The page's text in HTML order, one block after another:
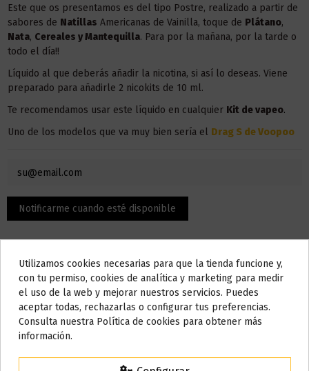
Este que os presentamos es del tipo Postre, realizado a partir de
sabores de Natillas Americanas de Vainilla, toque de Plátano,
Nata, Cereales y Mantequilla. Para por la mañana, por la tarde o
todo el día!!
Líquido al que deberás añadir la nicotina, si así lo deseas. Viene
preparado para añadirle 2 nicokits de 10 ml.
Te recomendamos usar este líquido en cualquier Kit de vapeo.
Uno de los modelos que va muy bien sería el Drag S de Voopoo
Descripción
Do not show again.
AVISO IMPORTANTE
Nos tomamos unos días
Todos los pedidos realizados desde el
Utilizamos cookies necesarias para que la tienda funcione y,
con tu permiso, cookies de analítica y marketing para medir
el uso de la web y mejorar nuestros servicios. Puedes
aceptar todas, rechazarlas o configurar tus preferencias.
Consulta nuestra Política de cookies para obtener más
información.